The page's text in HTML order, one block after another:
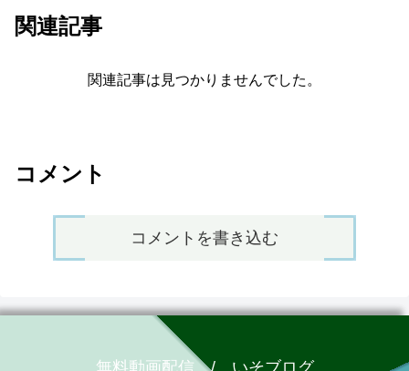
関連記事
関連記事は見つかりませんでした。
コメント
コメントを書き込む